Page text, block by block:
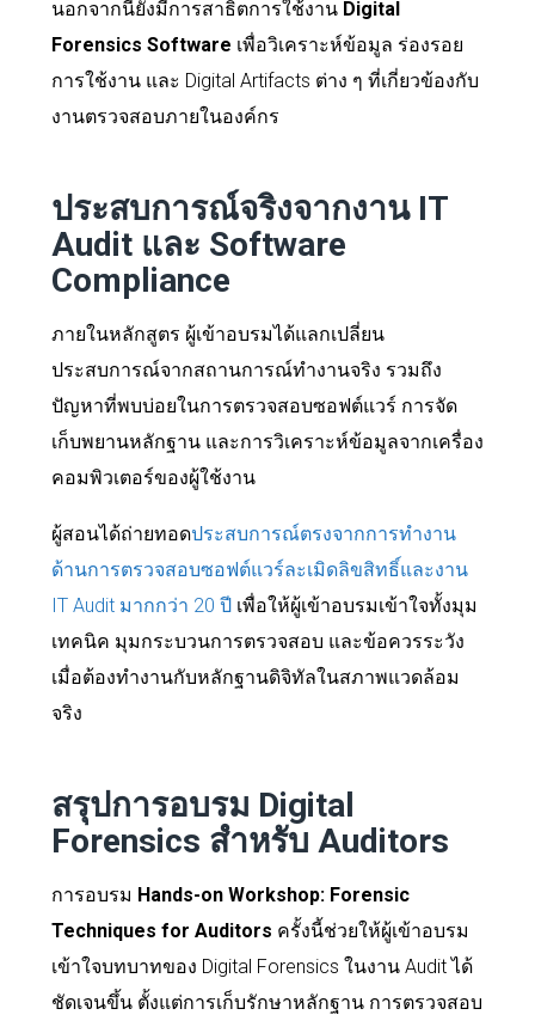
นอกจากนี้ยังมีการสาธิตการใช้งาน Digital
Forensics Software เพื่อวิเคราะห์ข้อมูล ร่องรอย
การใช้งาน และ Digital Artifacts ต่าง ๆ ที่เกี่ยวข้องกับ
งานตรวจสอบภายในองค์กร
ประสบการณ์จริงจากงาน IT
Audit และ Software
Compliance
ภายในหลักสูตร ผู้เข้าอบรมได้แลกเปลี่ยน
ประสบการณ์จากสถานการณ์ทำงานจริง รวมถึง
ปัญหาที่พบบ่อยในการตรวจสอบซอฟต์แวร์ การจัด
เก็บพยานหลักฐาน และการวิเคราะห์ข้อมูลจากเครื่อง
คอมพิวเตอร์ของผู้ใช้งาน
ผู้สอนได้ถ่ายทอดประสบการณ์ตรงจากการทำงาน
ด้านการตรวจสอบซอฟต์แวร์ละเมิดลิขสิทธิ์และงาน
IT Audit มากกว่า 20 ปี เพื่อให้ผู้เข้าอบรมเข้าใจทั้งมุม
เทคนิค มุมกระบวนการตรวจสอบ และข้อควรระวัง
เมื่อต้องทำงานกับหลักฐานดิจิทัลในสภาพแวดล้อม
จริง
สรุปการอบรม Digital
Forensics สำหรับ Auditors
การอบรม Hands-on Workshop: Forensic
Techniques for Auditors ครั้งนี้ช่วยให้ผู้เข้าอบรม
เข้าใจบทบาทของ Digital Forensics ในงาน Audit ได้
ชัดเจนขึ้น ตั้งแต่การเก็บรักษาหลักฐาน การตรวจสอบ